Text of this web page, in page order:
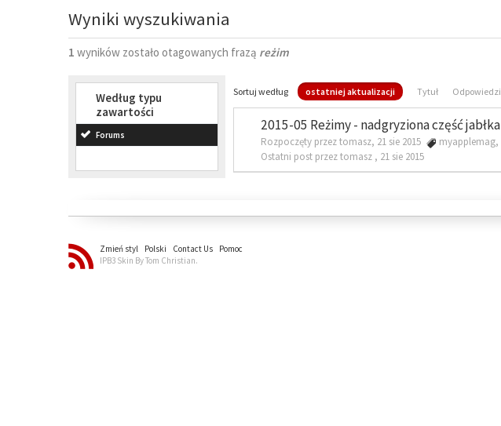
Wyniki wyszukiwania
1 wyników zostało otagowanych frazą reżim
Według typu
zawartości
Forums
Sortuj według ostatniej aktualizacji Tytuł Odpowiedzi
2015-05 Reżimy - nadgryziona część jabłka
Rozpoczęty przez tomasz, 21 sie 2015
myapplemag,
Ostatni post przez tomasz , 21 sie 2015
Zmień styl Polski Contact Us
Pomoc
IPB3 Skin By Tom Christian.